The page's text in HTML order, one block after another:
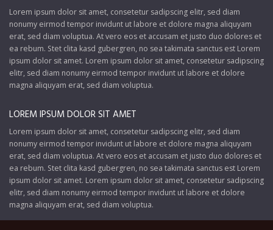
Lorem ipsum dolor sit amet, consetetur sadipscing elitr, sed diam
nonumy eirmod tempor invidunt ut labore et dolore magna aliquyam
erat, sed diam voluptua. At vero eos et accusam et justo duo dolores et
ea rebum. Stet clita kasd gubergren, no sea takimata sanctus est Lorem
ipsum dolor sit amet. Lorem ipsum dolor sit amet, consetetur sadipscing
elitr, sed diam nonumy eirmod tempor invidunt ut labore et dolore
magna aliquyam erat, sed diam voluptua.
LOREM IPSUM DOLOR SIT AMET
Lorem ipsum dolor sit amet, consetetur sadipscing elitr, sed diam
nonumy eirmod tempor invidunt ut labore et dolore magna aliquyam
erat, sed diam voluptua. At vero eos et accusam et justo duo dolores et
ea rebum. Stet clita kasd gubergren, no sea takimata sanctus est Lorem
ipsum dolor sit amet. Lorem ipsum dolor sit amet, consetetur sadipscing
elitr, sed diam nonumy eirmod tempor invidunt ut labore et dolore
magna aliquyam erat, sed diam voluptua.